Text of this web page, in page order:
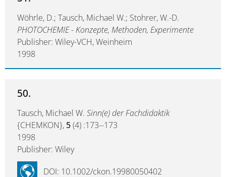
Wöhrle, D.; Tausch, Michael W.; Stohrer, W.-D.
PHOTOCHEMIE - Konzepte, Methoden, Experimente
Publisher: Wiley-VCH, Weinheim
1998
50.
Tausch, Michael W. Sinn(e) der Fachdidaktik
{CHEMKON}, 5(4) :173--173
1998
Publisher: Wiley
DOI: 10.1002/ckon.19980050402